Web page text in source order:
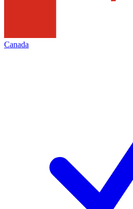
Canada